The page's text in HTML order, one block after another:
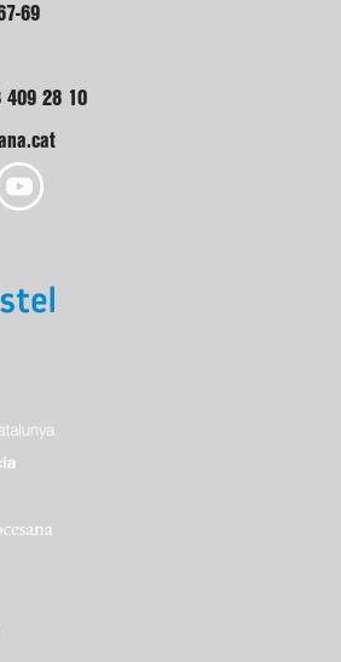
69
409 28 10